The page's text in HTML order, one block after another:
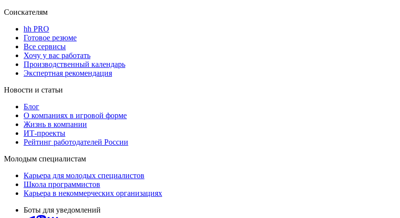
Соискателям
hh PRO
Готовое резюме
Все сервисы
Хочу у вас работать
Производственный календарь
Экспертная рекомендация
Новости и статьи
Блог
О компаниях в игровой форме
Жизнь в компании
ИТ-проекты
Рейтинг работодателей России
Молодым специалистам
Карьера для молодых специалистов
Школа программистов
Карьера в некоммерческих организациях
Боты для уведомлений